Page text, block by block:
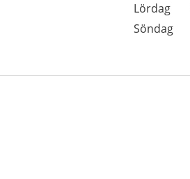
Lördag
Söndag